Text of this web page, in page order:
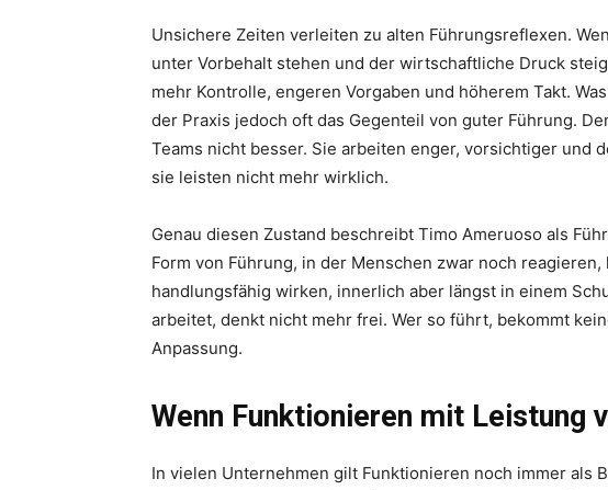
Unsichere Zeiten verleiten zu alten Führungsreflexen.
unter Vorbehalt stehen und der wirtschaftliche Druck
mehr Kontrolle, engeren Vorgaben und höherem Takt.
der Praxis jedoch oft das Gegenteil von guter Führung.
Teams nicht besser. Sie arbeiten enger, vorsichtiger und
sie leisten nicht mehr wirklich.
Genau diesen Zustand beschreibt Timo Ameruoso als
Form von Führung, in der Menschen zwar noch
handlungsfähig wirken, innerlich aber längst in einem
arbeitet, denkt nicht mehr frei. Wer so führt, bekommt
Anpassung.
Wenn Funktionieren mit Leistung
In vielen Unternehmen gilt Funktionieren noch immer als